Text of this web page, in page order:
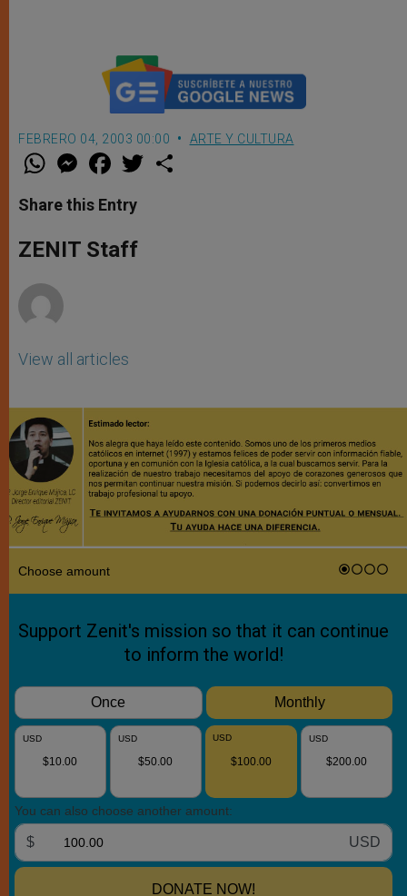
FEBRERO 04, 2003 00:00 ARTE Y CULTURA
W
t
s
p
p
M
e
s
e
g
e
F
a
e
b
o
k
w
Share this Entry
ZENIT Staff
View all articles